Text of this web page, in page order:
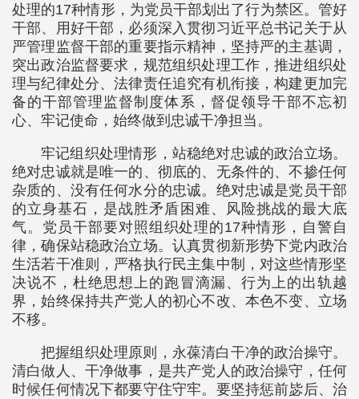
处理的17种情形，为党员干部划出了行为禁区。管好
干部、用好干部，必须深入贯彻习近平总书记关于从
严管理监督干部的重要指示精神，坚持严的主基调，
突出政治监督要求，规范组织处理工作，推进组织处
理与纪律处分、法律责任追究有机衔接，构建更加完
备的干部管理监督制度体系，督促领导干部不忘初
心、牢记使命，始终做到忠诚干净担当。
牢记组织处理情形，站稳绝对忠诚的政治立场。
绝对忠诚就是唯一的、彻底的、无条件的、不掺任何
杂质的、没有任何水分的忠诚。绝对忠诚是党员干部
的立身基石，是战胜矛盾困难、风险挑战的最大底
气。党员干部要对照组织处理的17种情形，自警自
律，确保站稳政治立场。认真贯彻新形势下党内政治
生活若干准则，严格执行民主集中制，对这些情形坚
决说不，杜绝思想上的跑冒滴漏、行为上的出轨越
界，始终保持共产党人的初心不改、本色不变、立场
不移。
把握组织处理原则，永葆清白干净的政治操守。
清白做人、干净做事，是共产党人的政治操守，任何
时候任何情况下都要守住守牢。要坚持惩前毖后、治